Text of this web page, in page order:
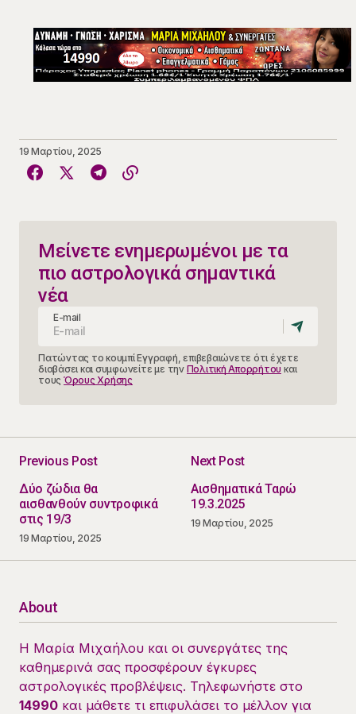
19 Μαρτίου, 2025
Μείνετε ενημερωμένοι με τα
πιο αστρολογικά σημαντικά
νέα
E-mail
Πατώντας το κουμπί Εγγραφή, επιβεβαιώνετε ότι έχετε
διαβάσει και συμφωνείτε με την Πολιτική Απορρήτου και
τους Όρους Χρήσης
Previous Post
Δύο ζώδια θα
αισθανθούν συντροφικά
στις 19/3
19 Μαρτίου, 2025
Next Post
Αισθηματικά Ταρώ
19.3.2025
19 Μαρτίου, 2025
About
Η Μαρία Μιχαήλου και οι συνεργάτες της
καθημερινά σας προσφέρουν έγκυρες
αστρολογικές προβλέψεις. Τηλεφωνήστε στο
14990 και μάθετε τι επιφυλάσει το μέλλον για